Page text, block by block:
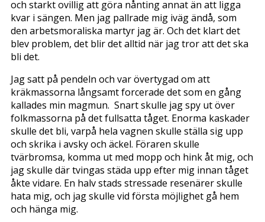
och starkt ovillig att göra nånting annat än att ligga
kvar i sängen. Men jag pallrade mig iväg ändå, som
den arbetsmoraliska martyr jag är. Och det klart det
blev problem, det blir det alltid när jag tror att det ska
bli det.
Jag satt på pendeln och var övertygad om att
kräkmassorna långsamt forcerade det som en gång
kallades min magmun. Snart skulle jag spy ut över
folkmassorna på det fullsatta tåget. Enorma kaskader
skulle det bli, varpå hela vagnen skulle ställa sig upp
och skrika i avsky och äckel. Föraren skulle
tvärbromsa, komma ut med mopp och hink åt mig, och
jag skulle där tvingas städa upp efter mig innan tåget
åkte vidare. En halv stads stressade resenärer skulle
hata mig, och jag skulle vid första möjlighet gå hem
och hänga mig.